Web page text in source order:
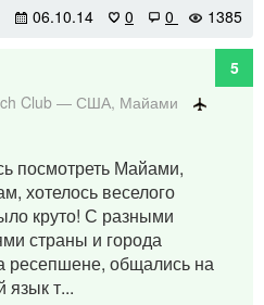
06.10.14
0 0 1385
5
Club — США, Майами
посмотреть Майами,
хотелось веселого
круто! С разными
страны и города
ресепшене, общались на
язык т...